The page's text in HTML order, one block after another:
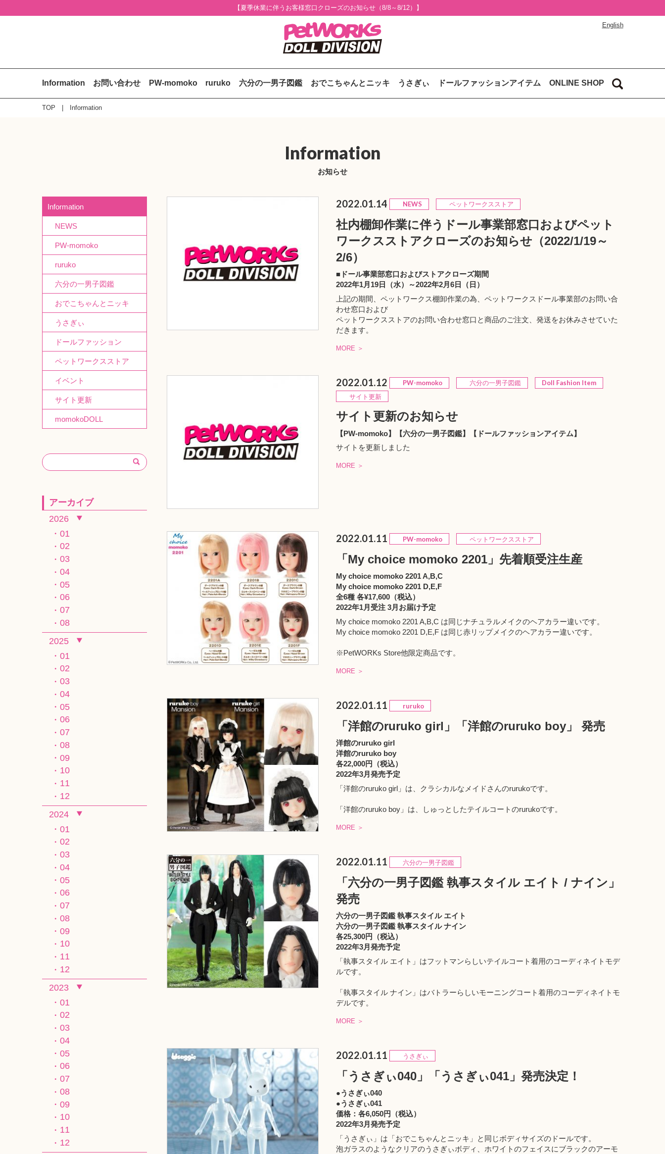
【夏季休業に伴うお客様窓口クローズのお知らせ（8/8～8/12）】
English
Information お問い合わせ PW-momoko ruruko 六分の一男子図鑑 おでこちゃんとニッキ うさぎぃ ドールファッションアイテム ONLINE SHOP
TOP Information
Information
お知らせ
2022.01.14 NEWS ペットワークスストア
社内棚卸作業に伴うドール事業部窓口およびペット
ワークスストアクローズのお知らせ（2022/1/19～
2/6）
■ドール事業部窓口およびストアクローズ期間
2022年1月19日（水）～2022年2月6日（日）
上記の期間、ペットワークス棚卸作業の為、ペットワークスドール事業部のお問い合
わせ窓口および
ペットワークスストアのお問い合わせ窓口と商品のご注文、発送をお休みさせていた
だきます。
MORE ＞
2022.01.12 PW-momoko 六分の一男子図鑑
Doll Fashion Item
サイト更新
サイト更新のお知らせ
【PW-momoko】【六分の一男子図鑑】【ドールファッションアイテム】
サイトを更新しました
MORE ＞
2022.01.11 PW-momoko ペットワークスストア
「My choice momoko 2201」先着順受注生産
My choice momoko 2201 A,B,C
My choice momoko 2201 D,E,F
全6種 各¥17,600（税込）
2022年1月受注 3月お届け予定
My choice momoko 2201 A,B,C は同じナチュラルメイクのヘアカラー違いです。
My choice momoko 2201 D,E,F は同じ赤リップメイクのヘアカラー違いです。
※PetWORKs Store他限定商品です。
MORE ＞
2022.01.11 ruruko
「洋館のruruko girl」「洋館のruruko boy」 発売
洋館のruruko girl
洋館のruruko boy
各22,000円（税込）
2022年3月発売予定
「洋館のruruko girl」は、クラシカルなメイドさんのrurukoです。
「洋館のruruko boy」は、しゅっとしたテイルコートのrurukoです。
MORE ＞
2022.01.11 六分の一男子図鑑
「六分の一男子図鑑 執事スタイル エイト / ナイン」
発売
六分の一男子図鑑 執事スタイル エイト
六分の一男子図鑑 執事スタイル ナイン
各25,300円（税込）
2022年3月発売予定
「執事スタイル エイト」はフットマンらしいテイルコート着用のコーディネイトモデ
ルです。
「執事スタイル ナイン」はバトラーらしいモーニングコート着用のコーディネイトモ
デルです。
MORE ＞
2022.01.11 うさぎぃ
「うさぎぃ040」「うさぎぃ041」発売決定！
●うさぎぃ040
●うさぎぃ041
価格：各6,050円（税込）
2022年3月発売予定
「うさぎぃ」は「おでこちゃんとニッキ」と同じボディサイズのドールです。
泡ガラスのようなクリアのうさぎぃボディ、ホワイトのフェイスにブラックのアーモ
Information
NEWS
PW-momoko
ruruko
六分の一男子図鑑
おでこちゃんとニッキ
うさぎぃ
ドールファッション
ペットワークスストア
イベント
サイト更新
momokoDOLL
アーカイブ
2026
01
02
03
04
05
06
07
08
2025
01
02
03
04
05
06
07
08
09
10
11
12
2024
01
02
03
04
05
06
07
08
09
10
11
12
2023
01
02
03
04
05
06
07
08
09
10
11
12